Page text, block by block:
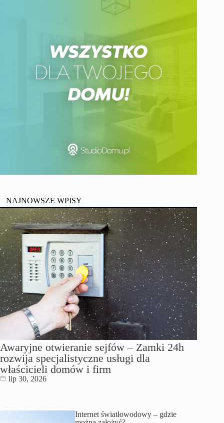
NAJNOWSZE WPISY
Awaryjne otwieranie sejfów – Zamki 24h
rozwija specjalistyczne usługi dla
właścicieli domów i firm
lip 30, 2026
Internet światłowodowy – gdzie